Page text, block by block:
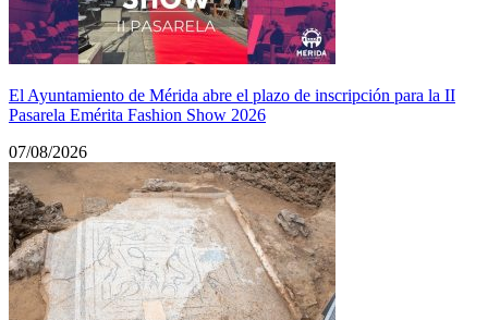
El Ayuntamiento de Mérida abre el plazo de inscripción para la II
Pasarela Emérita Fashion Show 2026
07/08/2026